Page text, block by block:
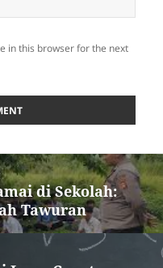
in this browser for the next
di Sekolah:
Tawuran